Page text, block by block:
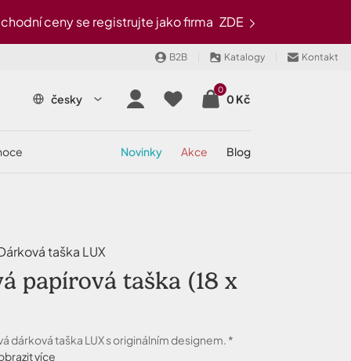
ceny se registrujte jako firma ZDE
B2B Katalogy Kontakt
česky
0
0 Kč
novinky akce blog
taška LUX
papírová taška (18 x
dárková taška LUX s originálním designem. *
více